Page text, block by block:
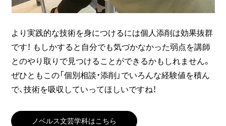
より実践的な技術を身につけるには個人添削は効果抜群
です！ もしかすると自分でも気づかなかった弱点を講師
とのやり取りで見つけることができるかもしれません。
ぜひともこの「個別相談・添削」でいろんな経験値を積ん
で、技術を吸収していってほしいですね！
ノベルス文芸学科はこちら